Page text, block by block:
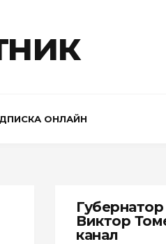
ОНЛАЙН
Виктор
канал